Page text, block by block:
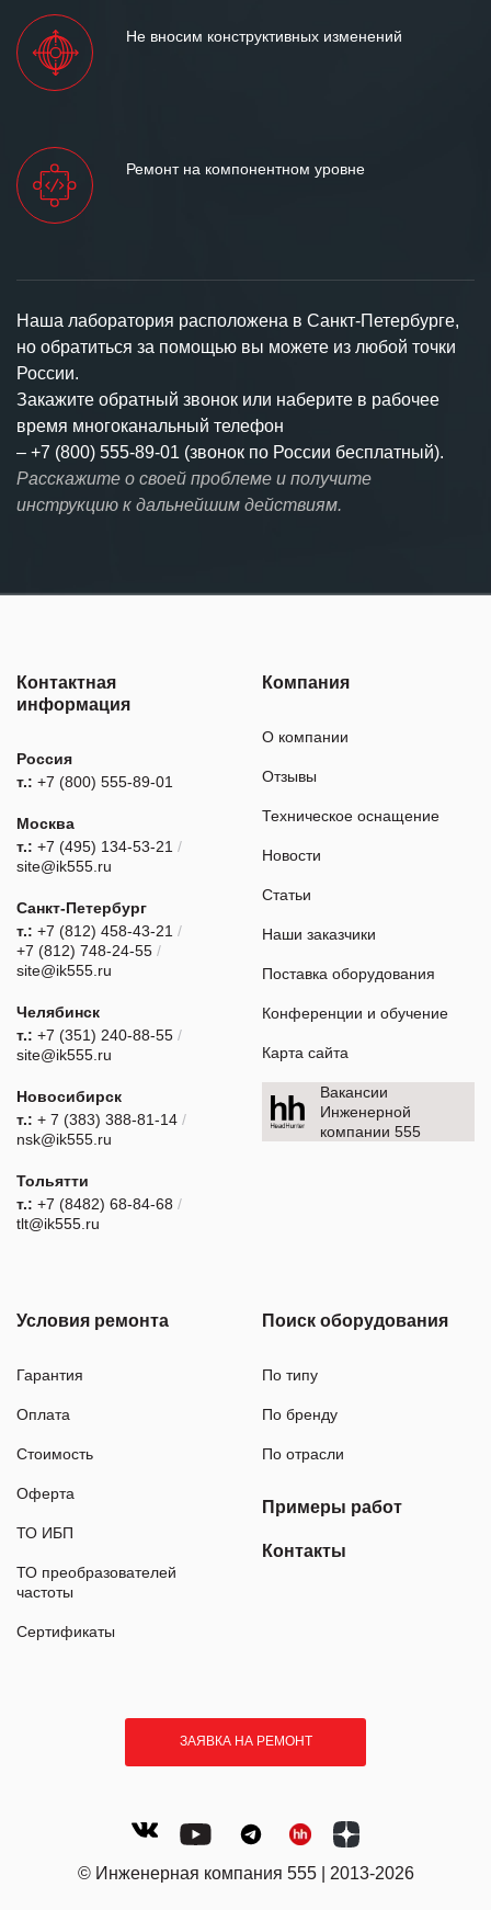
Не вносим конструктивных изменений
Ремонт на компонентном уровне
Наша лаборатория расположена в Санкт-Петербурге,
но обратиться за помощью вы можете из любой точки
России.
Закажите обратный звонок или наберите в рабочее
время многоканальный телефон
– +7 (800) 555-89-01 (звонок по России бесплатный).
Расскажите о своей проблеме и получите
инструкцию к дальнейшим действиям.
Контактная
информация
Россия
т.: +7 (800) 555-89-01
Москва
т.: +7 (495) 134-53-21 /
site@ik555.ru
Санкт-Петербург
т.: +7 (812) 458-43-21 /
+7 (812) 748-24-55 /
site@ik555.ru
Челябинск
т.: +7 (351) 240-88-55 /
site@ik555.ru
Новосибирск
т.: + 7 (383) 388-81-14 /
nsk@ik555.ru
Тольятти
т.: +7 (8482) 68-84-68 /
tlt@ik555.ru
Компания
О компании
Отзывы
Техническое оснащение
Новости
Статьи
Наши заказчики
Поставка оборудования
Конференции и обучение
Карта сайта
Вакансии
Инженерной
компании 555
Условия ремонта
Гарантия
Оплата
Стоимость
Оферта
ТО ИБП
ТО преобразователей
частоты
Сертификаты
Поиск оборудования
По типу
По бренду
По отрасли
Примеры работ
Контакты
ЗАЯВКА НА РЕМОНТ
© Инженерная компания 555 | 2013-2026